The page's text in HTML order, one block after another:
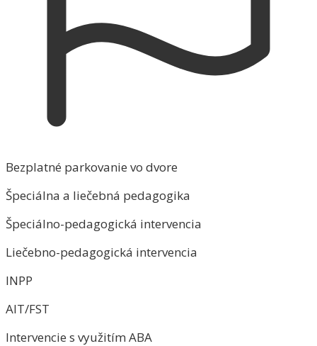
Bezplatné parkovanie vo dvore
Špeciálna a liečebná pedagogika
Špeciálno-pedagogická intervencia
Liečebno-pedagogická intervencia
INPP
AIT/FST
Intervencie s využitím ABA